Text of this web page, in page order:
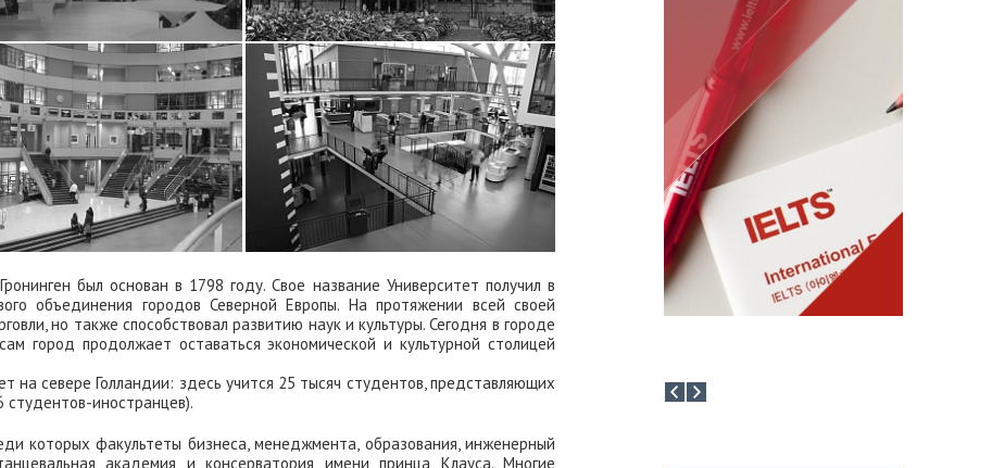
был основан в 1798 году. Свое название Университет получил в
объединения городов Северной Европы. На протяжении всей своей
но также способствовал развитию наук и культуры. Сегодня в городе
город продолжает оставаться экономической и культурной столицей
на севере Голландии: здесь учится 25 тысяч студентов, представляющих
студентов-иностранцев).
которых факультеты бизнеса, менеджмента, образования, инженерный
академия и консерватория имени принца Клауса. Многие